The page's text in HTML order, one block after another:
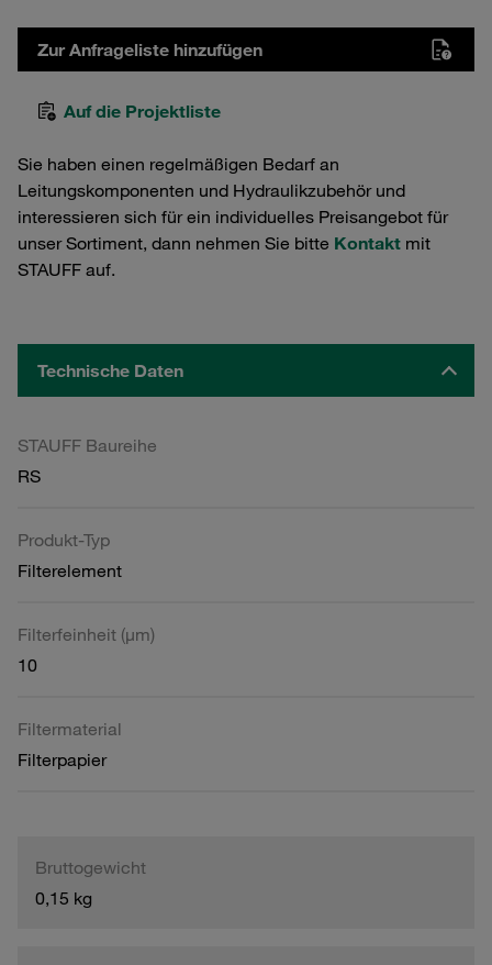
Zur Anfrageliste hinzufügen
Auf die Projektliste
Sie haben einen regelmäßigen Bedarf an
Leitungskomponenten und Hydraulikzubehör und
interessieren sich für ein individuelles Preisangebot für
unser Sortiment, dann nehmen Sie bitte Kontakt mit
STAUFF auf.
Technische Daten
STAUFF Baureihe
RS
Produkt-Typ
Filterelement
Filterfeinheit (µm)
10
Filtermaterial
Filterpapier
Bruttogewicht
0,15 kg